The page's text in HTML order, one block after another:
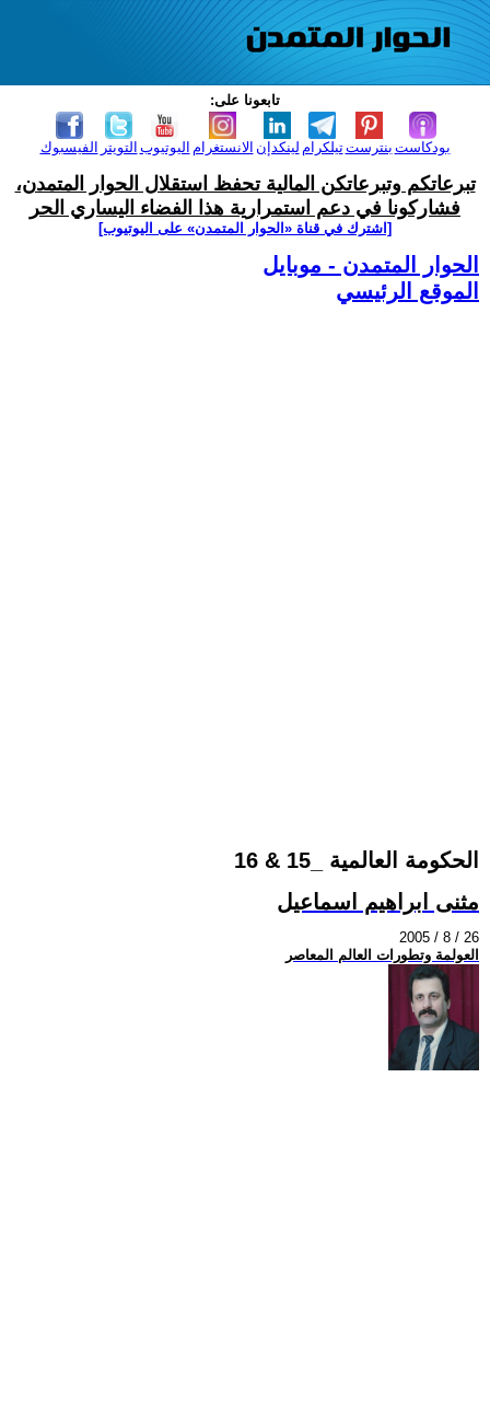
تابعونا على:
الفيسبوك التويتر اليوتيوب الانستغرام لينكدإن تيلكرامبنترست بودكاست
تبرعاتكم وتبرعاتكن المالية تحفظ استقلال الحوار المتمدن،
فشاركونا في دعم استمرارية هذا الفضاء اليساري الحر
[اشترك في قناة ‫«الحوار المتمدن» على اليوتيوب]
الحوار المتمدن - موبايل
الموقع الرئيسي
الحكومة العالمية _15 & 16
مثنى ابراهيم اسماعيل
2005 / 8 / 26
العولمة وتطورات العالم المعاصر